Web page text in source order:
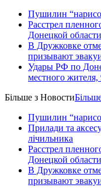
Пушилин
Расстрел
Донецкой
В Дружковке
призывают
Удары РФ по
местного
Більше з Новости
Пушилин
Прилади та
лічильника
Расстрел
Донецкой
В Дружковке
призывают